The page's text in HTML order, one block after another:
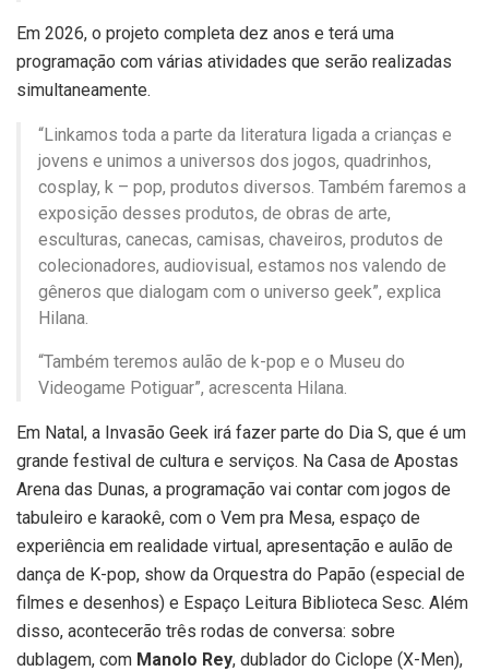
Em 2026, o projeto completa dez anos e terá uma
programação com várias atividades que serão realizadas
simultaneamente.
“Linkamos toda a parte da literatura ligada a crianças e
jovens e unimos a universos dos jogos, quadrinhos,
cosplay, k – pop, produtos diversos. Também faremos a
exposição desses produtos, de obras de arte,
esculturas, canecas, camisas, chaveiros, produtos de
colecionadores, audiovisual, estamos nos valendo de
gêneros que dialogam com o universo geek”, explica
Hilana.
“Também teremos aulão de k-pop e o Museu do
Videogame Potiguar”, acrescenta Hilana.
Em Natal, a Invasão Geek irá fazer parte do Dia S, que é um
grande festival de cultura e serviços. Na Casa de Apostas
Arena das Dunas, a programação vai contar com jogos de
tabuleiro e karaokê, com o Vem pra Mesa, espaço de
experiência em realidade virtual, apresentação e aulão de
dança de K-pop, show da Orquestra do Papão (especial de
filmes e desenhos) e Espaço Leitura Biblioteca Sesc. Além
disso, acontecerão três rodas de conversa: sobre
dublagem, com Manolo Rey, dublador do Ciclope (X-Men),